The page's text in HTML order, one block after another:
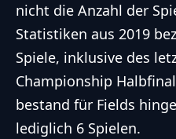
nicht die Anzahl der
Statistiken aus 2019
Spiele, inklusive des
Championship
bestand für Fields
lediglich 6 Spielen.